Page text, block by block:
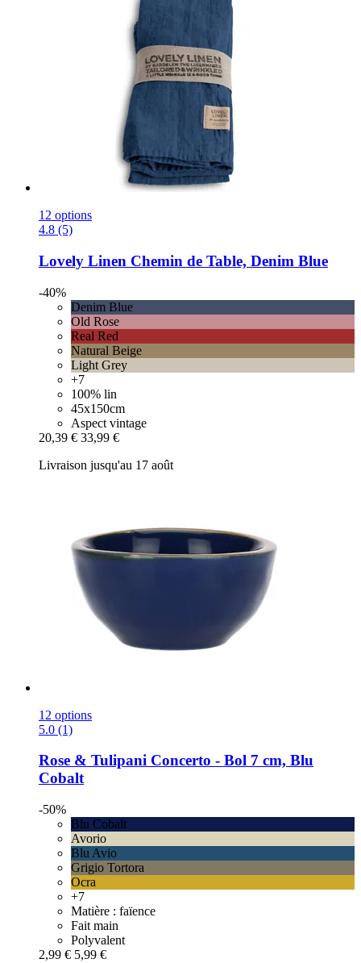
12 options
4.8 (5)
Lovely Linen Chemin de Table, Denim Blue
-40%
Denim Blue
Old Rose
Real Red
Natural Beige
Light Grey
+7
100% lin
45x150cm
Aspect vintage
20,39 € 33,99 €
Livraison jusqu'au 17 août
12 options
5.0 (1)
Rose & Tulipani Concerto -​ Bol 7 cm, Blu
Cobalt
-50%
Blu Cobalt
Avorio
Blu Avio
Grigio Tortora
Ocra
+7
Matière : faïence
Fait main
Polyvalent
2,99 € 5,99 €